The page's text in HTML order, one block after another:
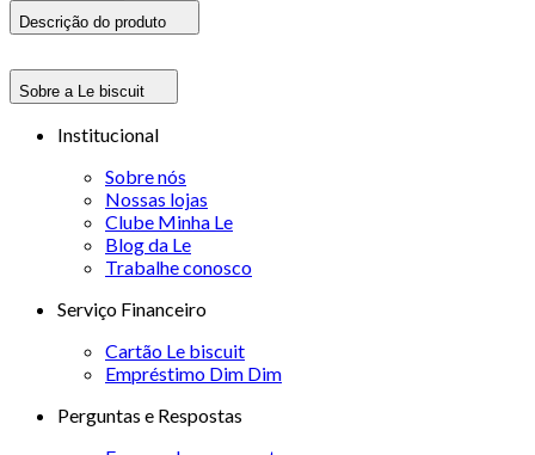
Descrição do produto
Sobre a Le biscuit
Institucional
Sobre nós
Nossas lojas
Clube Minha Le
Blog da Le
Trabalhe conosco
Serviço Financeiro
Cartão Le biscuit
Empréstimo Dim Dim
Perguntas e Respostas